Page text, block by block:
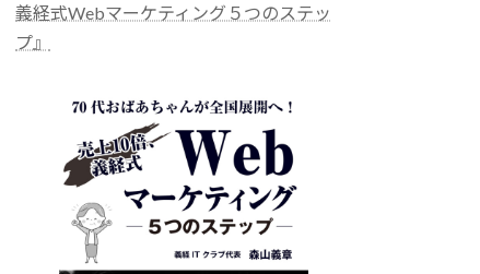
義経式Webマーケティング５つのステッ
プ』